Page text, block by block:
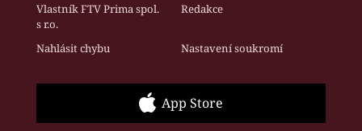
Vlastník FTV Prima spol.
s r.o.
Redakce
Nahlásit chybu Nastavení soukromí
App Store